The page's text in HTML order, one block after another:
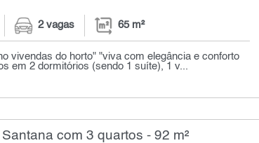
2 vagas 65 m²
vivendas do horto" "viva com elegância e conforto
em 2 dormitórios (sendo 1 suíte), 1 v...
com 3 quartos - 92 m²